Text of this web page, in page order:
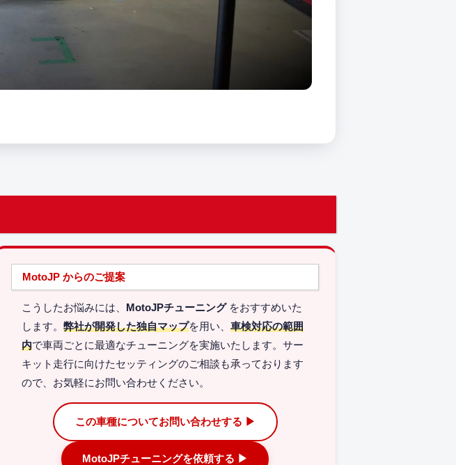
MotoJP からのご提案
こうしたお悩みには、 MotoJPチューニングをおすすめいた
します。 弊社が開発した独自マップを用い、 車検対応の範囲
内で車両ごとに最適なチューニングを実施いたします。サー
キット走行に向けたセッティングのご相談も承っております
ので、お気軽にお問い合わせください。
この車種についてお問い合わせする ▶
MotoJPチューニングを依頼する ▶